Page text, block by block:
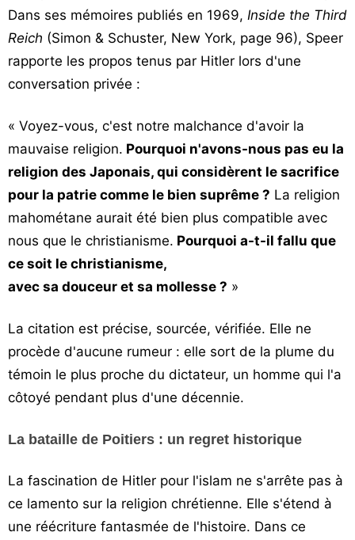
Dans ses mémoires publiés en 1969, Inside the Third
Reich (Simon & Schuster, New York, page 96), Speer
rapporte les propos tenus par Hitler lors d'une
conversation privée :
« Voyez-vous, c'est notre malchance d'avoir la
mauvaise religion. Pourquoi n'avons-nous pas eu la
religion des Japonais, qui considèrent le sacrifice
pour la patrie comme le bien suprême ? La religion
mahométane aurait été bien plus compatible avec
nous que le christianisme. Pourquoi a-t-il fallu que
ce soit le christianisme,
avec sa douceur et sa mollesse ? »
La citation est précise, sourcée, vérifiée. Elle ne
procède d'aucune rumeur : elle sort de la plume du
témoin le plus proche du dictateur, un homme qui l'a
côtoyé pendant plus d'une décennie.
La bataille de Poitiers : un regret historique
La fascination de Hitler pour l'islam ne s'arrête pas à
ce lamento sur la religion chrétienne. Elle s'étend à
une réécriture fantasmée de l'histoire. Dans ce